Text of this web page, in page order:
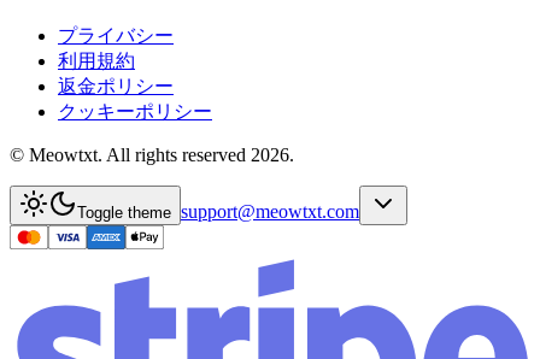
プライバシー
利用規約
返金ポリシー
クッキーポリシー
© Meowtxt. All rights reserved 2026.
Toggle theme support@meowtxt.com